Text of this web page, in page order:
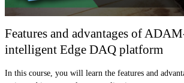
Features and advantages of
intelligent Edge DAQ platform
In this course, you will learn the features and